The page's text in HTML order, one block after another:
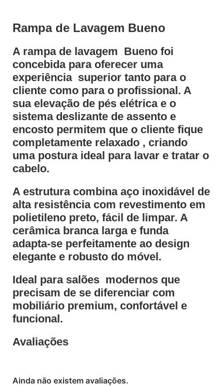
Rampa de Lavagem Bueno
A rampa de lavagem Bueno foi
concebida para oferecer uma
experiência superior tanto para o
cliente como para o profissional. A
sua elevação de pés elétrica e o
sistema deslizante de assento e
encosto permitem que o cliente fique
completamente relaxado , criando
uma postura ideal para lavar e tratar o
cabelo.
A estrutura combina aço inoxidável de
alta resistência com revestimento em
polietileno preto, fácil de limpar. A
cerâmica branca larga e funda
adapta-se perfeitamente ao design
elegante e robusto do móvel.
Ideal para salões modernos que
precisam de se diferenciar com
mobiliário premium, confortável e
funcional.
Avaliações
Ainda não existem avaliações.